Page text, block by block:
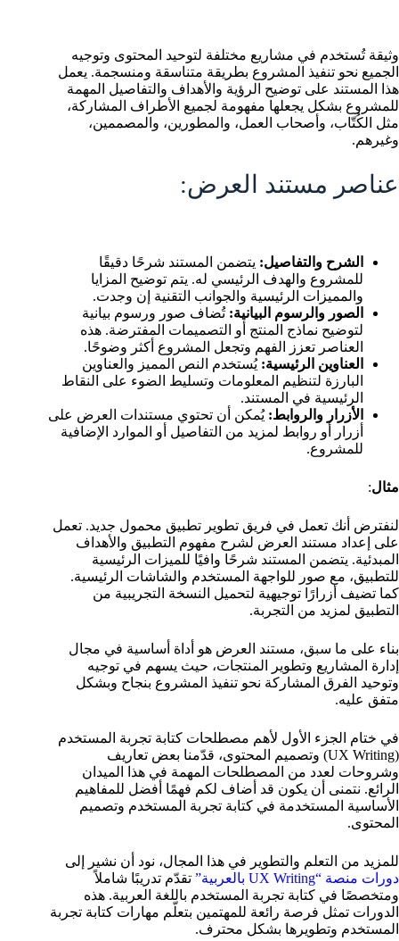
وثيقة تُستخدم في مشاريع مختلفة لتوحيد المحتوى وتوجيه
الجميع نحو تنفيذ المشروع بطريقة متناسقة ومنسجمة. يعمل
هذا المستند على توضيح الرؤية والأهداف والتفاصيل المهمة
للمشروع بشكل يجعلها مفهومة لجميع الأطراف المشاركة،
مثل الكُتّاب، وأصحاب العمل، والمطورين، والمصممين،
وغيرهم.
عناصر مستند العرض:
الشرح والتفاصيل: يتضمن المستند شرحًا دقيقًا
للمشروع والهدف الرئيسي له. يتم توضيح المزايا
والمميزات الرئيسية والجوانب التقنية إن وجدت.
الصور والرسوم البيانية: تُضاف صور ورسوم بيانية
لتوضيح نماذج المنتج أو التصميمات المفترضة. هذه
العناصر تعزز الفهم وتجعل المشروع أكثر وضوحًا.
العناوين الرئيسية: يُستخدم النص المميز والعناوين
البارزة لتنظيم المعلومات وتسليط الضوء على النقاط
الرئيسية في المستند.
الأزرار والروابط: يُمكن أن تحتوي مستندات العرض على
أزرار أو روابط لمزيد من التفاصيل أو الموارد الإضافية
للمشروع.
مثال:
لنفترض أنك تعمل في فريق تطوير تطبيق محمول جديد. تعمل
على إعداد مستند العرض لشرح مفهوم التطبيق والأهداف
المبدئية. يتضمن المستند شرحًا وافيًا للميزات الرئيسية
للتطبيق، مع صور للواجهة المستخدم والشاشات الرئيسية.
كما تضيف أزرارًا توجيهية لتحميل النسخة التجريبية من
التطبيق لمزيد من التجربة.
بناء على ما سبق، مستند العرض هو أداة أساسية في مجال
إدارة المشاريع وتطوير المنتجات، حيث يسهم في توجيه
وتوحيد الفرق المشاركة نحو تنفيذ المشروع بنجاح وبشكل
متفق عليه.
في ختام الجزء الأول لأهم مصطلحات كتابة تجربة المستخدم
(UX Writing) وتصميم المحتوى، قدّمنا بعض تعاريف
وشروحات لعدد من المصطلحات المهمة في هذا الميدان
الرائع. نتمنى أن يكون قد أضاف لكم فهمًا أفضل للمفاهيم
الأساسية المستخدمة في كتابة تجربة المستخدم وتصميم
المحتوى.
للمزيد من التعلم والتطوير في هذا المجال، نود أن نشير إلى
دورات منصة “UX Writing بالعربية”
تقدّم تدريبًا شاملاً
ومتخصصًا في كتابة تجربة المستخدم باللغة العربية. هذه
الدورات تمثل فرصة رائعة للمهتمين بتعلّم مهارات كتابة تجربة
المستخدم وتطويرها بشكل محترف.